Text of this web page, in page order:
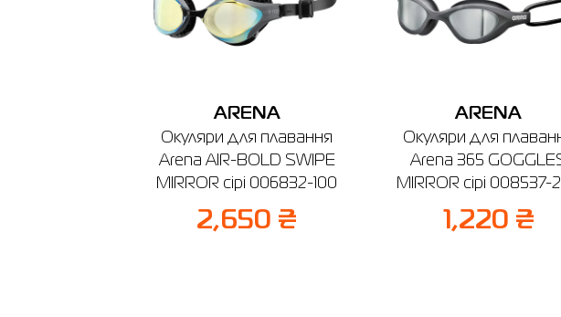
ARENA
Окуляри для плавання
Arena AIR-BOLD SWIPE
MIRROR сірі 006832-100
2,650 ₴
ARENA
Окуляри для
Arena 365
MIRROR сірі 008537-
1,220 ₴